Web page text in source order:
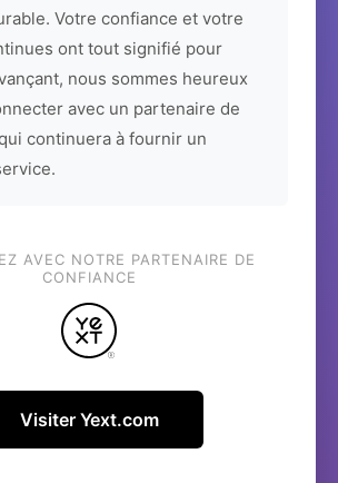
Votre confiance et votre
ont tout signifié pour
nous sommes heureux
avec un partenaire de
continuera à fournir un
AVEC NOTRE PARTENAIRE DE
CONFIANCE
Visiter Yext.com